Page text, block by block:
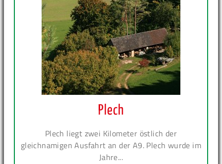
Plech
Plech liegt zwei Kilometer östlich der
gleichnamigen Ausfahrt an der A9. Plech wurde im
Jahre...